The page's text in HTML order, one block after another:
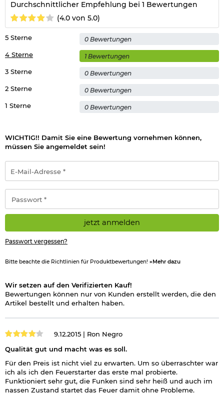
Durchschnittlicher Empfehlung bei 1 Bewertungen
(4.0 von 5.0)
1 Sterne 0 Bewertungen
2 Sterne 0 Bewertungen
3 Sterne 0 Bewertungen
4 Sterne 1 Bewertungen
5 Sterne 0 Bewertungen
WICHTIG!! Damit Sie eine Bewertung vornehmen können,
müssen Sie angemeldet sein!
Mail-
Adresse
*
jetzt anmelden
Passwort vergessen?
Bitte beachte die Richtlinien für Produktbewertungen! »Mehr dazu
Wir setzen auf den Verifizierten Kauf!
Bewertungen können nur von Kunden erstellt werden, die den
Artikel bestellt und erhalten haben.
9.12.2015 | Ron Negro
Qualität gut und macht was es soll.
Für den Preis ist nicht viel zu erwarten. Um so überraschter war
ich als ich den Feuerstarter das erste mal probierte.
Funktioniert sehr gut, die Funken sind sehr heiß und auch im
nassen Zustand startet das Feuer damit ohne Probleme.